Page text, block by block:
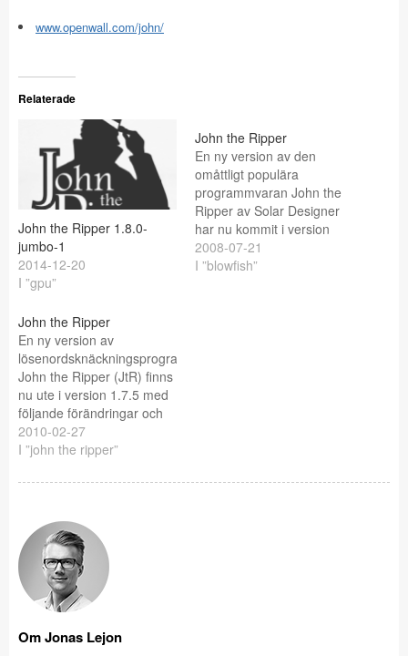
www.openwall.com/john/
Relaterade
John the Ripper 1.8.0-
jumbo-1
2014-12-20
I ”gpu”
John the Ripper
En ny version av den
omåttligt populära
programmvaran John the
Ripper av Solar Designer
har nu kommit i version
1.7.3.1 och räknas som
"development version".
2008-07-21
I ”blowfish”
John the Ripper
En ny version av
lösenordsknäckningsprogrammet
John the Ripper (JtR) finns
nu ute i version 1.7.5 med
följande förändringar och
förbättringar: * Support for
the use of “–format” along
charset” has been added. *
filenames for custom
session names has been
made…
2010-02-27
I ”john the ripper”
Om Jonas Lejon